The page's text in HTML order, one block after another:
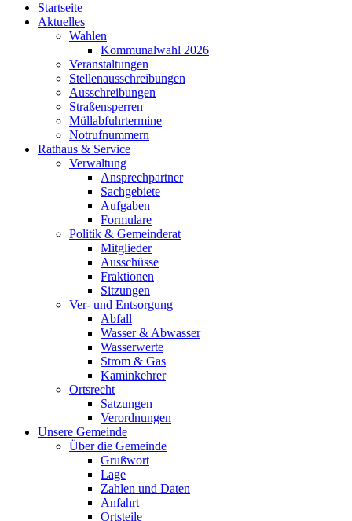
Startseite
Aktuelles
Wahlen
Kommunalwahl 2026
Veranstaltungen
Stellenausschreibungen
Ausschreibungen
Straßensperren
Müllabfuhrtermine
Notrufnummern
Rathaus & Service
Verwaltung
Ansprechpartner
Sachgebiete
Aufgaben
Formulare
Politik & Gemeinderat
Mitglieder
Ausschüsse
Fraktionen
Sitzungen
Ver- und Entsorgung
Abfall
Wasser & Abwasser
Wasserwerte
Strom & Gas
Kaminkehrer
Ortsrecht
Satzungen
Verordnungen
Unsere Gemeinde
Über die Gemeinde
Grußwort
Lage
Zahlen und Daten
Anfahrt
Ortsteile